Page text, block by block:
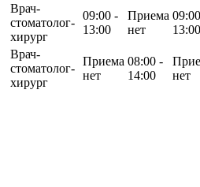
Врач-
стоматолог-
хирург
09:00 -
13:00
Приема
нет
13:00
Врач-
стоматолог-
хирург
Приема
нет
08:00 -
14:00
нет